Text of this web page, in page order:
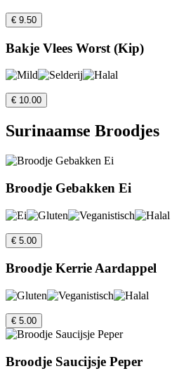
€ 9.50
Bakje Vlees Worst (Kip)
€ 10.00
Surinaamse Broodjes
Broodje Gebakken Ei
€ 5.00
Broodje Kerrie Aardappel
€ 5.00
Broodje Saucijsje Peper